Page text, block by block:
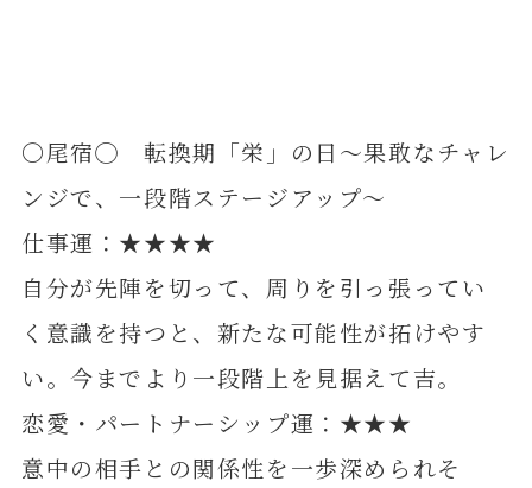
〇尾宿◯ 転換期「栄」の日～果敢なチャレ
ンジで、一段階ステージアップ～
仕事運：★★★★
自分が先陣を切って、周りを引っ張ってい
く意識を持つと、新たな可能性が拓けやす
い。今までより一段階上を見据えて吉。
恋愛・パートナーシップ運：★★★
意中の相手との関係性を一歩深められそ